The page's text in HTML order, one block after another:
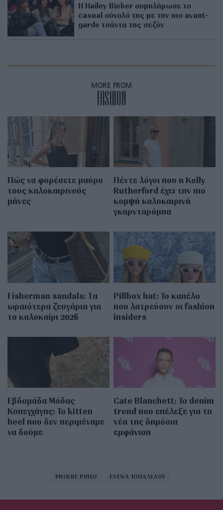
H Hailey Bieber συμπλήρωσε το
casual σύνολό της με την πιο avant-
garde τσάντα της σεζόν
MORE FROM
FASHION
Πώς να φορέσετε μαύρο
τους καλοκαιρινούς
μήνες
Πέντε λόγοι που η Kelly
Rutherford έχει την πιο
κομψή καλοκαιρινή
γκαρνταρόμπα
Fisherman sandals: Tα
ωραιότερα ζευγάρια για
το καλοκαίρι 2026
Pillbox hat: Το καπέλο
που λατρεύουν οι fashion
insiders
Εβδομάδα Μόδας
Κοπεγχάγης: Το kitten
heel που δεν περιμέναμε
να δούμε
Cate Blanchett: Το denim
trend που επέλεξε για τη
νέα της δημόσια
εμφάνιση
PHOEBE PHILO ΕΛΕΝΑ ΤΟΠΑΛΙΔΟΥ